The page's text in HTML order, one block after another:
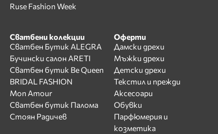
Ruse Fashion Week
Сватбени колекции
Сватбен Бутик ALEGRA
Бучински салон ARETI
Сватбен бутик Be Queen
BRIDAL FASHION
Mon Amour
Сватбен бутик Палома
Стоян Радичев
Оферти
Дамски дрехи
Мъжки дрехи
Детски дрехи
Текстил и прежди
Аксесоари
Обувки
Парфюмерия и
козметика